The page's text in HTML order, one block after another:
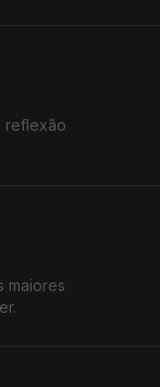
reflexão
maiores